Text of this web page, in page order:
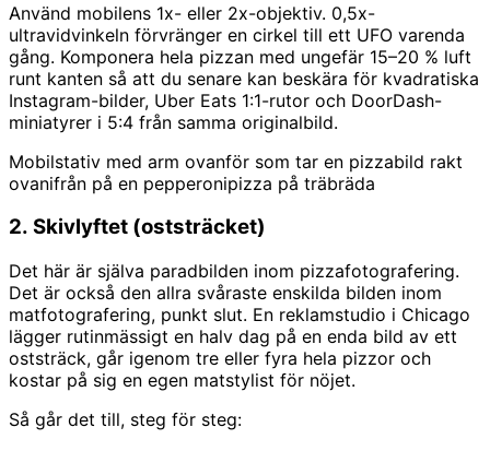
Använd mobilens 1x- eller 2x-objektiv. 0,5x-
ultravidvinkeln förvränger en cirkel till ett UFO varenda
gång. Komponera hela pizzan med ungefär 15–20 % luft
runt kanten så att du senare kan beskära för kvadratiska
Instagram-bilder, Uber Eats 1:1-rutor och DoorDash-
miniatyrer i 5:4 från samma originalbild.
Mobilstativ med arm ovanför som tar en pizzabild rakt
ovanifrån på en pepperonipizza på träbräda
2. Skivlyftet (oststräcket)
Det här är själva paradbilden inom pizzafotografering.
Det är också den allra svåraste enskilda bilden inom
matfotografering, punkt slut. En reklamstudio i Chicago
lägger rutinmässigt en halv dag på en enda bild av ett
oststräck, går igenom tre eller fyra hela pizzor och
kostar på sig en egen matstylist för nöjet.
Så går det till, steg för steg: